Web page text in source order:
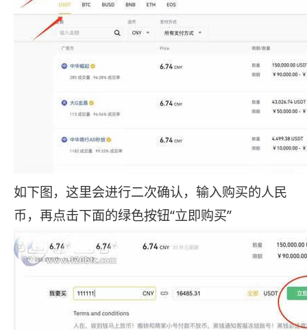
如下图，这里会进行二次确认，输入购买的人民
币，再点击下面的绿色按钮“立即购买”